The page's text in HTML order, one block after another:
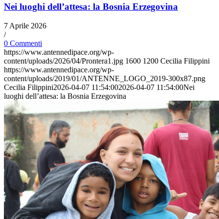
Nei luoghi dell’attesa: la Bosnia Erzegovina
7 Aprile 2026
/
0 Commenti
https://www.antennedipace.org/wp-
content/uploads/2026/04/Prontera1.jpg 1600 1200 Cecilia Filippini
https://www.antennedipace.org/wp-
content/uploads/2019/01/ANTENNE_LOGO_2019-300x87.png
Cecilia Filippini2026-04-07 11:54:002026-04-07 11:54:00Nei
luoghi dell’attesa: la Bosnia Erzegovina